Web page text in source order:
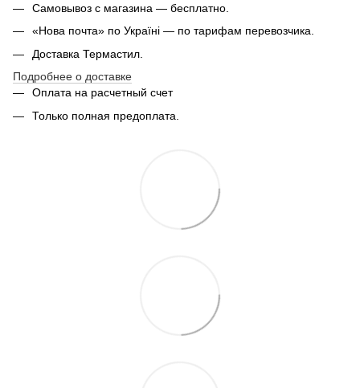
Самовывоз с магазина — бесплатно.
«Нова почта» по Україні — по тарифам перевозчика.
Доставка Термастил.
Подробнее о доставке
Оплата на расчетный счет
Только полная предоплата.